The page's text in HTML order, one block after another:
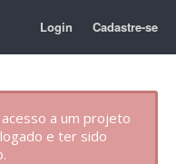
Login Cadastre-se
a um projeto
e ter sido